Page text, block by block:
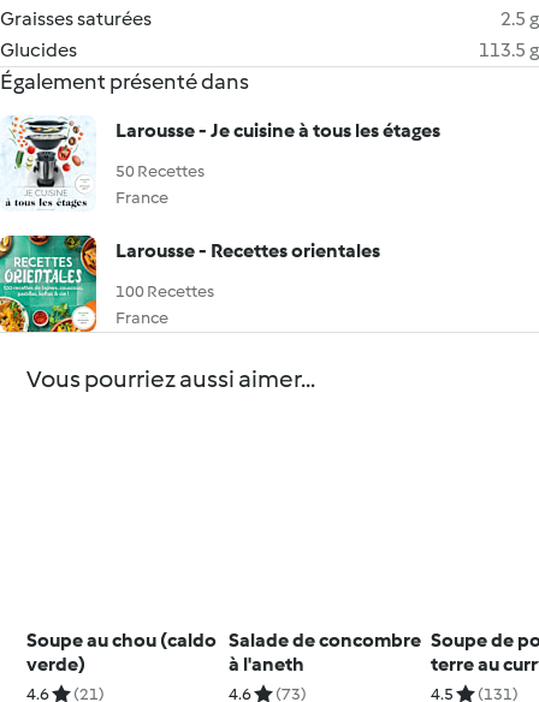
Graisses saturées
2.5 g
Glucides
113.5 g
Également présenté dans
Larousse - Je cuisine à tous les étages
50 Recettes
France
Larousse - Recettes orientales
100 Recettes
France
Vous pourriez aussi aimer...
Soupe au chou (caldo
verde)
4.6 (21)
Salade de concombre
à l'aneth
4.6 (73)
Soupe de
terre au
4.5 (131)